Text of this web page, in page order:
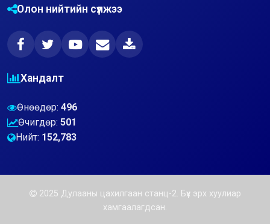
Олон нийтийн сүлжээ
Хандалт
Өнөөдөр: 496
Өчигдөр: 501
Нийт: 152,783
2025 Дулааны цахилгаан станц-2. Бүх эрх хуулиар
хамгаалагдсан.